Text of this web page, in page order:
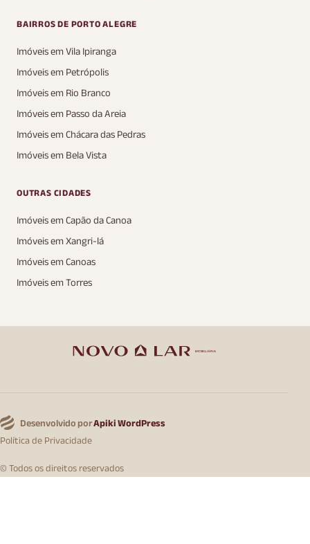
BAIRROS DE PORTO ALEGRE
Imóveis em Vila Ipiranga
Imóveis em Petrópolis
Imóveis em Rio Branco
Imóveis em Passo da Areia
Imóveis em Chácara das Pedras
Imóveis em Bela Vista
OUTRAS CIDADES
Imóveis em Capão da Canoa
Imóveis em Xangri-lá
Imóveis em Canoas
Imóveis em Torres
Desenvolvido porApiki WordPress
Política de Privacidade
© Todos os direitos reservados